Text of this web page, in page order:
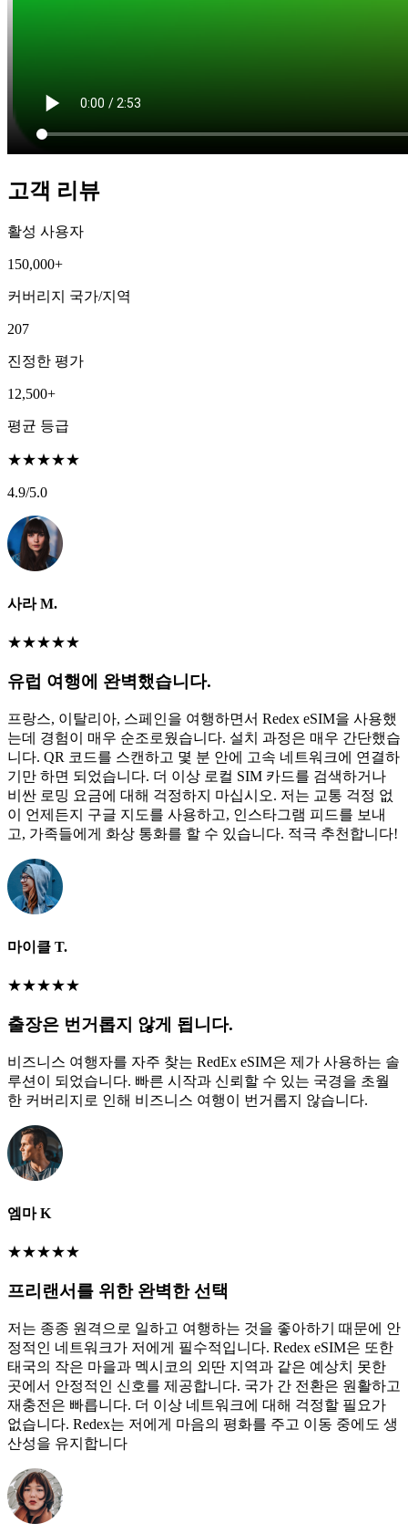
고객 리뷰
활성 사용자
150,000+
커버리지 국가/지역
207
진정한 평가
12,500+
평균 등급
★★★★★
4.9/5.0
사라 M.
★★★★★
유럽 여행에 완벽했습니다.
프랑스, 이탈리아, 스페인을 여행하면서 Redex eSIM을 사용했
는데 경험이 매우 순조로웠습니다. 설치 과정은 매우 간단했습
니다. QR 코드를 스캔하고 몇 분 안에 고속 네트워크에 연결하
기만 하면 되었습니다. 더 이상 로컬 SIM 카드를 검색하거나
비싼 로밍 요금에 대해 걱정하지 마십시오. 저는 교통 걱정 없
이 언제든지 구글 지도를 사용하고, 인스타그램 피드를 보내
고, 가족들에게 화상 통화를 할 수 있습니다. 적극 추천합니다!
마이클 T.
★★★★★
출장은 번거롭지 않게 됩니다.
비즈니스 여행자를 자주 찾는 RedEx eSIM은 제가 사용하는 솔
루션이 되었습니다. 빠른 시작과 신뢰할 수 있는 국경을 초월
한 커버리지로 인해 비즈니스 여행이 번거롭지 않습니다.
엠마 K
★★★★★
프리랜서를 위한 완벽한 선택
저는 종종 원격으로 일하고 여행하는 것을 좋아하기 때문에 안
정적인 네트워크가 저에게 필수적입니다. Redex eSIM은 또한
태국의 작은 마을과 멕시코의 외딴 지역과 같은 예상치 못한
곳에서 안정적인 신호를 제공합니다. 국가 간 전환은 원활하고
재충전은 빠릅니다. 더 이상 네트워크에 대해 걱정할 필요가
없습니다. Redex는 저에게 마음의 평화를 주고 이동 중에도 생
산성을 유지합니다